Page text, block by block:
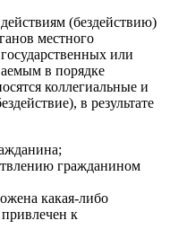
(бездействию)
местного
или
в порядке
коллегиальные и
в результате
гражданином
какая-либо
к